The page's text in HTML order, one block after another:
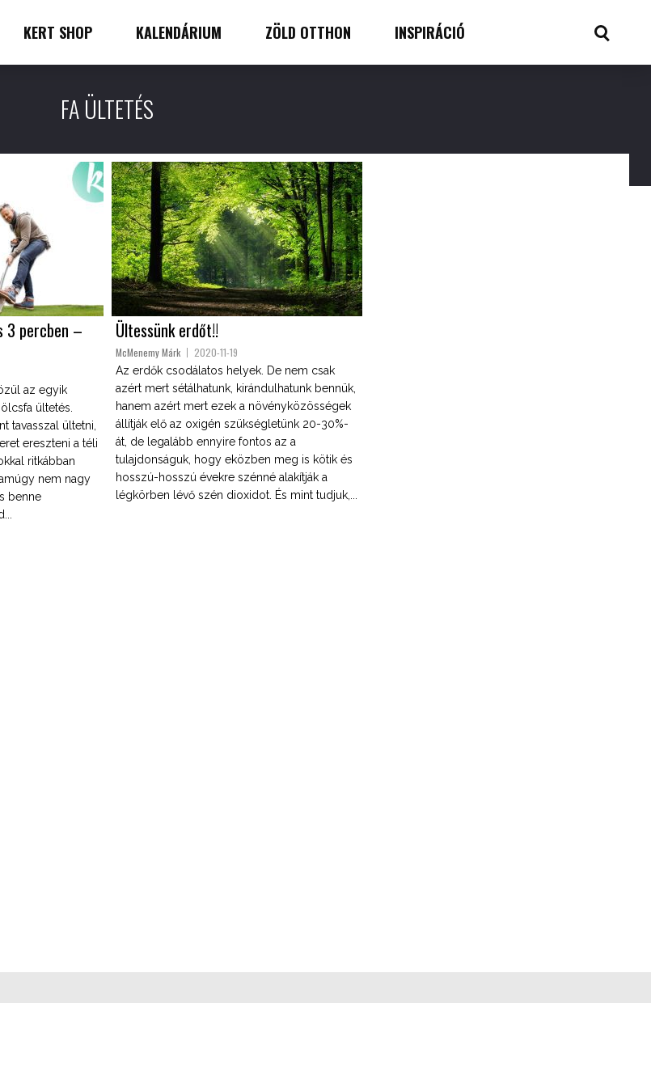
KERT SHOP KALENDÁRIUM ZÖLD OTTHON INSPIRÁCIÓ
FA ÜLTETÉS
3 percben –
az egyik
ültetés.
tavasszal ültetni,
ereszteni a téli
ritkábban
nem nagy
benne
Ültessünk erdőt!!
McMenemy Márk 2020-11-19
Az erdők csodálatos helyek. De nem csak
azért mert sétálhatunk, kirándulhatunk bennük,
hanem azért mert ezek a növényközösségek
állítják elő az oxigén szükségletünk 20-30%-
át, de legalább ennyire fontos az a
tulajdonságuk, hogy eközben meg is kötik és
hosszú-hosszú évekre szénné alakítják a
légkörben lévő szén dioxidot. És mint tudjuk,...